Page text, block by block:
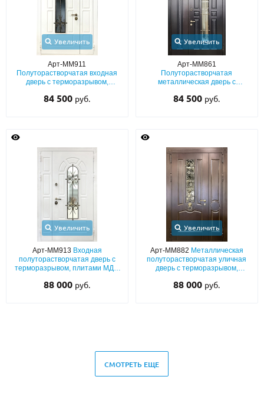
Увеличить
Арт-ММ911
Полуторастворчатая входная
дверь с терморазрывом,
МДФ (окрас белого цвета по
84 500 руб.
Увеличить
Арт-ММ861
Полуторастворчатая
металлическая дверь с
фрезерованными панелями
84 500 руб.
Увеличить
Арт-ММ913 Входная
полуторастворчатая дверь с
терморазрывом, плитами МДФ
RAL) с решеткой и
88 000 руб.
Увеличить
Арт-ММ882 Металлическая
полуторастворчатая уличная
дверь с терморазрывом,
узким стеклом, ковкой
88 000 руб.
СМОТРЕТЬ ЕЩЕ